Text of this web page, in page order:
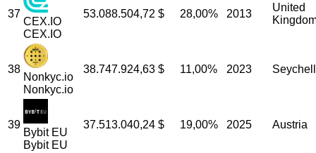
37
CEX.IO
CEX.IO
53.088.504,72 $ 28,00% 2013
United
38
Nonkyc.io
Nonkyc.io
38.747.924,63 $ 11,00% 2023
39
Bybit EU
Bybit EU
37.513.040,24 $ 19,00% 2025 Austria